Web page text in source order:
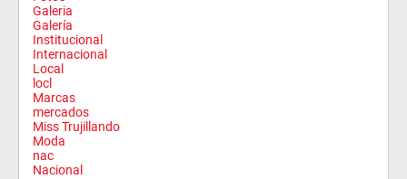
Galeria
Galería
Institucional
Internacional
Local
locl
Marcas
mercados
Miss Trujillando
Moda
nac
Nacional